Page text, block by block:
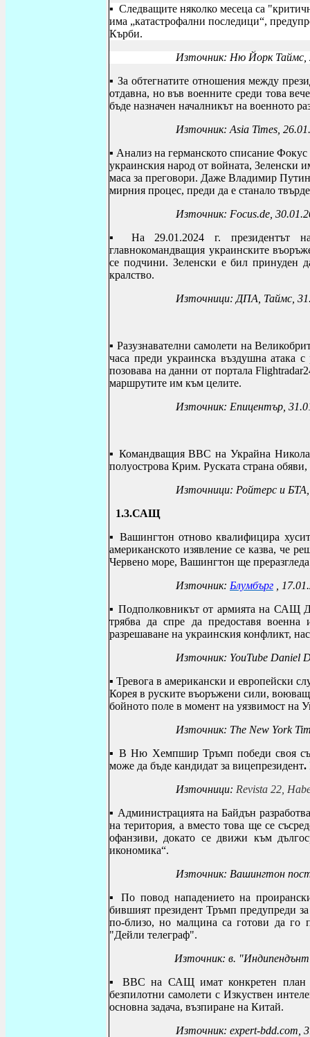
▪ Следващите няколко месеца са
има „катастрофални последици“,
Кърби.
Източник: Ню Йорк Таймс,
▪ За обтегнатите отношения между
отдавна, но във военните среди това
бъде назначен началникът на военното
Източник: Asia Times , 26.01.
▪ Анализ на германското списание
украинския народ от войната, Зеленски
маса за преговори. Даже Владимир
мирния процес, преди да е станало
Източник: Focus.de,
▪ На 29.01.2024 г. президентът
главнокомандващия украинските
се подчини. Зеленски е бил
кралство.
Източници: ДПА, Таймс,
▪ Разузнавателни самолети на
часа преди украинска въздушна атака
позовава на данни от порталаFlightradar
маршрутите им към целите.
Източник: Епицентър,
▪ Командващия ВВС на Украйна
полуострова Крим. Руската страна
Източници: Ройтерс и БТА,
1.3.САЩ
▪ Вашингтон отново квалифицира
американското изявление се казва, че
Червено море, Вашингтон ще
Източник: Блумбърг ,
▪ Подполковникът от армията на САЩ
трябва да спре да предоставя
разрешаване на украинския конфликт,
Източник: YouTube Daniel
▪ Тревога в американски и европейски
Корея в руските въоръжени сили,
бойното поле в момент на уязвимост на
Източник: The New York
▪В Ню Хемпшир Тръмп победи своя
може да бъде кандидат за вицепрезидент.
Източници: Revista 22
▪ Администрацията на Байдън
на територия, а вместо това ще се
офанзиви, докато се движи към
икономика“.
Източник: Вашингтон
▪ По повод нападението на
бившият президент Тръмп предупреди
по-близо, но малцина са готови да го
"Дейли телеграф".
Източник: в.
▪
ВВС на САЩ имат конкретен план
безпилотни самолети с Изкуствен
основна задача, възпиране на Китай.
Източник: expert-bdd.com ,